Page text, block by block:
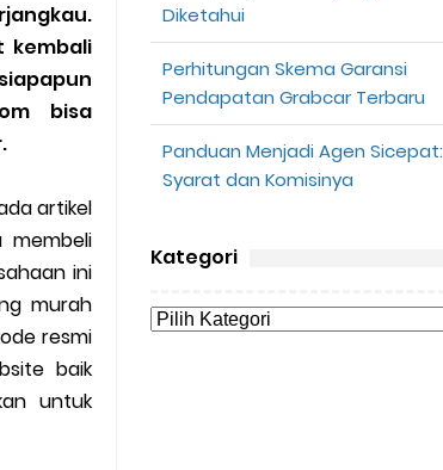
kembali
bisa
artikel
membeli
ini
murah
resmi
baik
untuk
Diketahui
Perhitungan Skema Garansi
Pendapatan Grabcar Terbaru
Panduan Menjadi Agen Sicepat:
Syarat dan Komisinya
Kategori